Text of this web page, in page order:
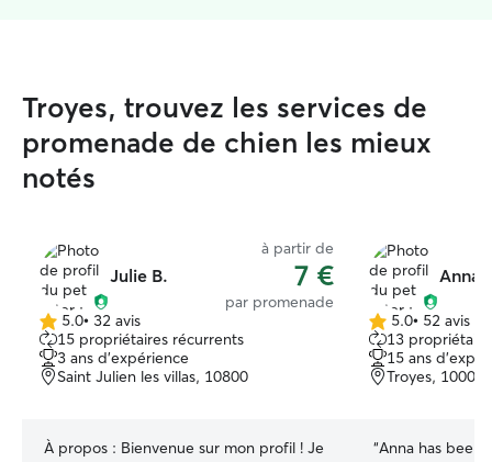
Troyes, trouvez les services de
promenade de chien les mieux
notés
Julie B.
à partir de
7 €
par promenade
5.0 étoile(s)
sur
5
5.0• 32 avis
15 propriétaires récurrents
3 ans d'expérience
Saint Julien les villas, 10800
À propos : Bienvenue sur mon profil ! Je
Anna
5.0 étoile(s)
sur
5
5.0• 52 avis
13
15 ans
Troyes, 10000
“Anna has been